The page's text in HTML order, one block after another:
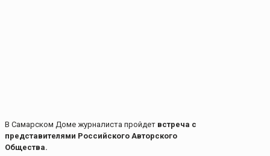
В Самарском Доме журналиста пройдет встреча с
представителями Российского Авторского
Общества.